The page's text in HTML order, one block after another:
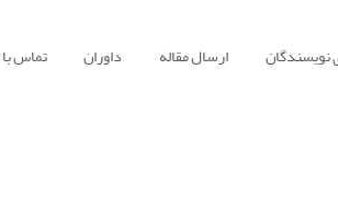
نویسندگان ارسال مقاله داوران تماس با